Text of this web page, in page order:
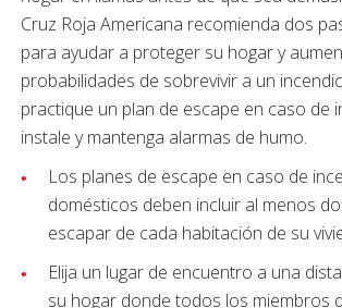
Cruz Roja Americana recomienda dos
para ayudar a proteger su hogar y
probabilidades de sobrevivir a un
practique un plan de escape en caso de
instale y mantenga alarmas de humo.
Los planes de escape en caso de
domésticos deben incluir al menos
escapar de cada habitación de su
Elija un lugar de encuentro a una
su hogar donde todos los miembros